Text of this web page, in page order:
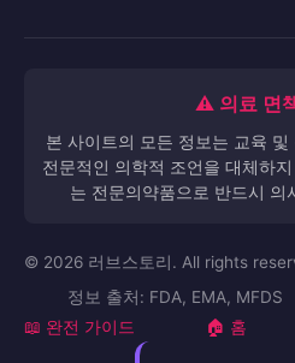
⚠️ 의료 면
본 사이트의 모든 정보는 교육
전문적인 의학적 조언을 대체하
는 전문의약품으로 반드시 의
© 2026 러브스토리. All rights
정보 출처: FDA, EMA, MFDS
📖 완전 가이드 🏠 홈